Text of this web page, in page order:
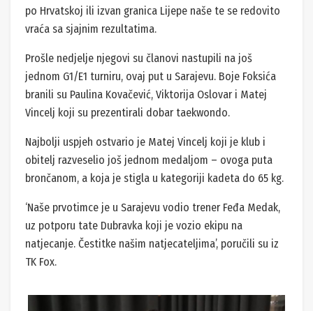
po Hrvatskoj ili izvan granica Lijepe naše te se redovito
vraća sa sjajnim rezultatima.
Prošle nedjelje njegovi su članovi nastupili na još
jednom G1/E1 turniru, ovaj put u Sarajevu. Boje Foksića
branili su Paulina Kovačević, Viktorija Oslovar i Matej
Vincelj koji su prezentirali dobar taekwondo.
Najbolji uspjeh ostvario je Matej Vincelj koji je klub i
obitelj razveselio još jednom medaljom – ovoga puta
brončanom, a koja je stigla u kategoriji kadeta do 65 kg.
‘Naše prvotimce je u Sarajevu vodio trener Feđa Medak,
uz potporu tate Dubravka koji je vozio ekipu na
natjecanje. Čestitke našim natjecateljima’, poručili su iz
TK Fox.